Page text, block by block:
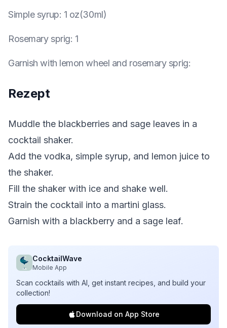
Simple syrup: 1 oz(30ml)
Rosemary sprig: 1
Garnish with lemon wheel and rosemary sprig:
Rezept
Muddle the blackberries and sage leaves in a
cocktail shaker.
Add the vodka, simple syrup, and lemon juice to
the shaker.
Fill the shaker with ice and shake well.
Strain the cocktail into a martini glass.
Garnish with a blackberry and a sage leaf.
CocktailWave
Mobile App
Scan cocktails with AI, get instant recipes, and build your
collection!
Download on App Store